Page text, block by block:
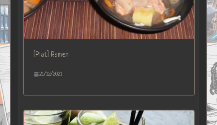
[Plat] Ramen
21/12/2021